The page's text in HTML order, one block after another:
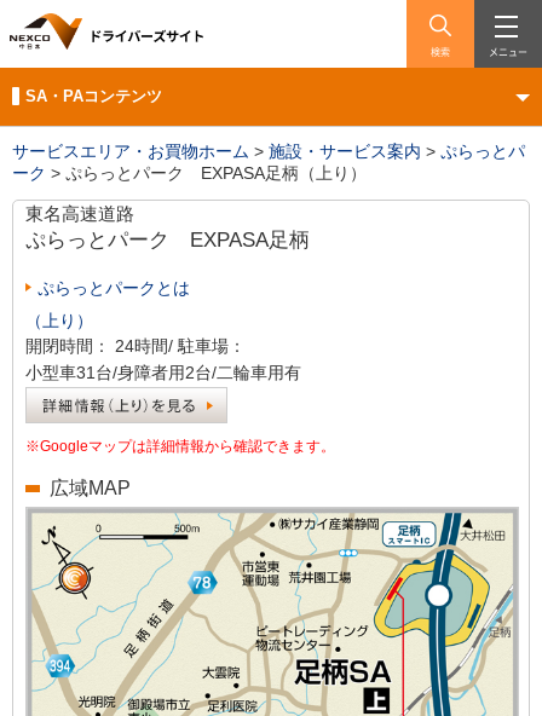
検索 メニュー
SA・PAコンテンツ
サービスエリア・お買物ホーム > 施設・サービス案内 > ぷらっとパ
ーク > ぷらっとパーク EXPASA足柄（上り）
東名高速道路
ぷらっとパーク EXPASA足柄
ぷらっとパークとは
（上り）
開閉時間：
24時間/ 駐車場：
小型車31台/身障者用2台/二輪車用有
※Googleマップは詳細情報から確認できます。
広域MAP